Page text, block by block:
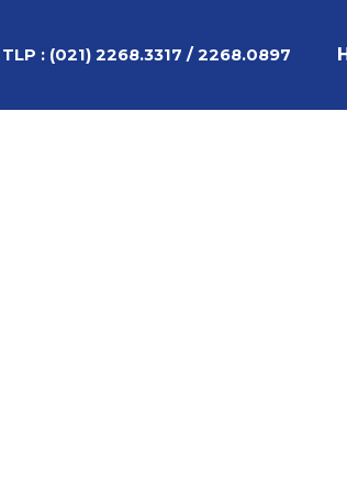
konten
TLP : (021) 2268.3317 / 2268.0897